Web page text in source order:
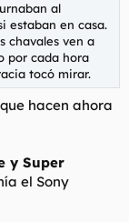
al
estaban en casa.
chavales ven a
por cada hora
tocó mirar.
que hacen ahora
y Super
el Sony